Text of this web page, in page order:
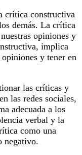
crítica constructiva
demás. La crítica
opiniones y
implica
y tener en
las críticas y
las redes sociales,
adecuada a los
verbal y la
como una
negativo.